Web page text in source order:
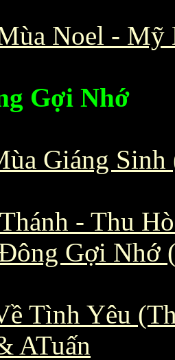
Noel - Mỹ
Gợi Nhớ
Giáng
- Thu
Gợi Nhớ
Tình Yêu
ATuấn